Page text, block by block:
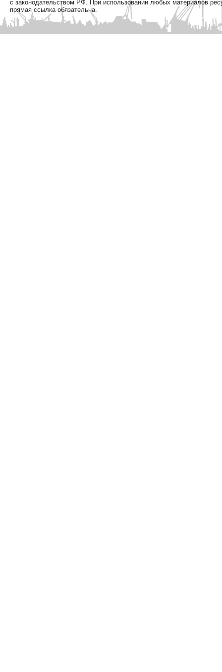
с законодательством РФ. При использовании любых материалов
прямая ссылка обязательна.